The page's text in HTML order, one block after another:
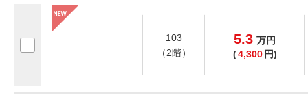
103
（2階）
5.3 万円
(4,300 円)